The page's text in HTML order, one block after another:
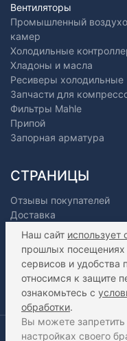
Вентиляторы
Промышленный
камер
Холодильные
Хладоны и масла
Ресиверы холодильные
Запчасти для
Фильтры Mahle
Припой
Запорная арматура
СТРАНИЦЫ
Отзывы покупателей
Доставка
Оплата
Как сделать заказ?
Дилерам
Статьи
2016-2026 ООО
Наш сайт использует
прошлых посещениях
сервисов и удобства
относимся к защите
ознакомьтесь с
обработки.
Вы можете
настройках своего